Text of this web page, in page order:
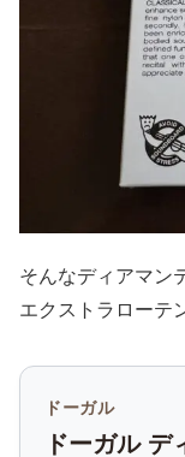
そんなディアマン
エクストラローテ
ドーガル
ドーガル